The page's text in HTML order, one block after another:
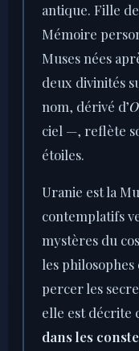
antique. Fille de
Mémoire
Muses nées
deux divinités
nom, dérivé d’
ciel —, reflète
étoiles.
Uranie est la
contemplatifs
mystères du
les
percer les
elle est décrite
dans les